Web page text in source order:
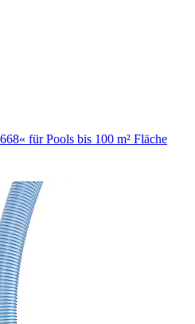
für Pools bis 100 m² Fläche